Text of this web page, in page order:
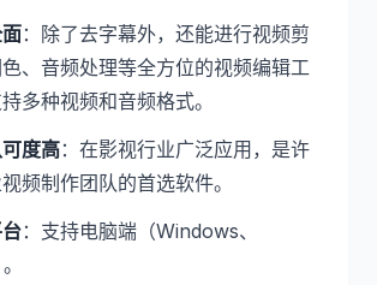
：除了去字幕外，还能进行视频剪
、音频处理等全方位的视频编辑工
多种视频和音频格式。
度高：在影视行业广泛应用，是许
频制作团队的首选软件。
：支持电脑端（Windows、